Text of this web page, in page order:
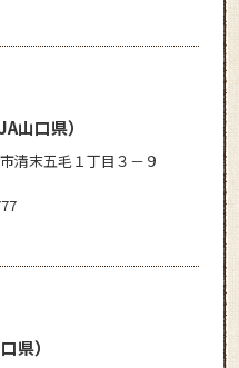
山口県）
清末五毛１丁目３－９
県）